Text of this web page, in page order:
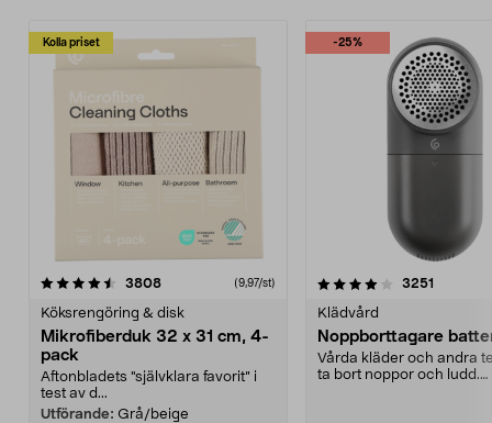
Kolla priset
3808recensioner (9,97/st)
Köksrengöring & disk
Mikrofiberduk 32 x 31 cm, 4-
pack
Aftonbladets "självklara favorit” i
test av d...
Utförande: Grå/beige
-25%
4.0av 5 stjärnor 3251
Klädvård
Noppborttagare
Vårda kläder och andra
ta bort noppor och ludd.
4.5av 5 stjärnor